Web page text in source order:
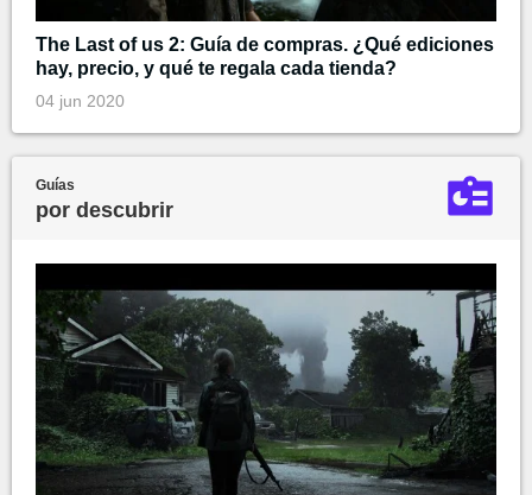
The Last of us 2: Guía de compras. ¿Qué ediciones
hay, precio, y qué te regala cada tienda?
04 jun 2020
Guías
por descubrir